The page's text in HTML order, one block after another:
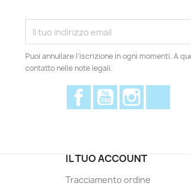
Puoi annullare l'iscrizione in ogni momenti. A
contatto nelle note legali.
FacebookYouTube
IL TUO ACCOUNT
Tracciamento ordine